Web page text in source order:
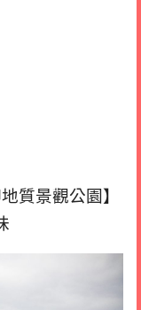
質景觀公園】